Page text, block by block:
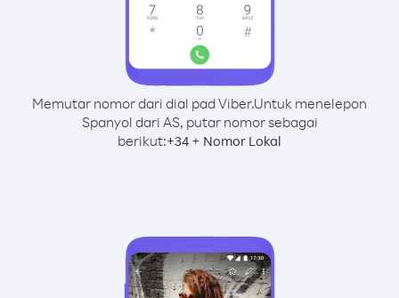
Memutar nomor dari dial pad Viber.Untuk menelepon
Spanyol dari AS, putar nomor sebagai
berikut:+34 + Nomor Lokal